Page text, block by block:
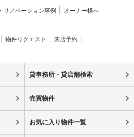
リノベーション事例 オーナー様へ
物件リクエスト
来店予約
貸事務所・貸店舗検索
売買物件
お気に入り物件一覧